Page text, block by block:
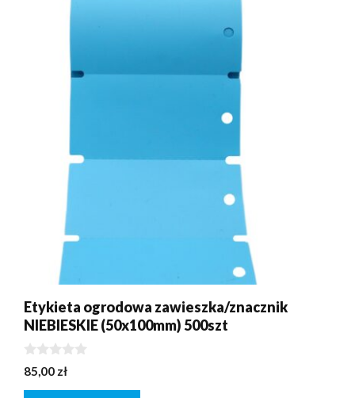
Etykieta ogrodowa zawieszka/znacznik
NIEBIESKIE (50x100mm) 500szt
0
z
5
85,00 zł